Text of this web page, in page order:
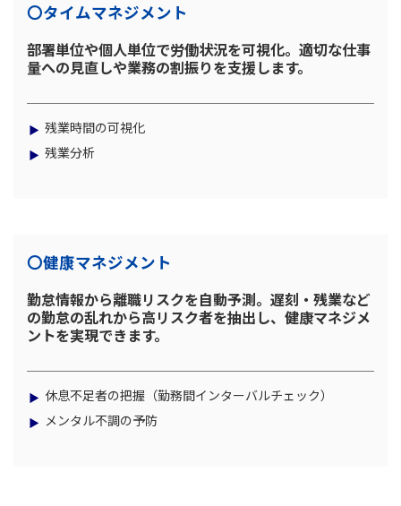
〇タイムマネジメント
部署単位や個人単位で労働状況を可視化。適切な仕事
量への見直しや業務の割振りを支援します。
残業時間の可視化
残業分析
〇健康マネジメント
勤怠情報から離職リスクを自動予測。遅刻・残業など
の勤怠の乱れから高リスク者を抽出し、健康マネジメ
ントを実現できます。
休息不足者の把握（勤務間インターバルチェック）
メンタル不調の予防